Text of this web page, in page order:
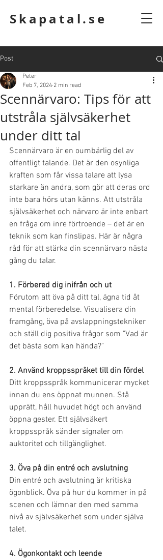
Skapatal.se
Post
Scennärvaro: Tips för att
utstråla självsäkerhet
under ditt tal
Peter
Feb 7, 2024 2 min read
Scennärvaro är en oumbärlig del av
offentligt talande. Det är den osynliga
kraften som får vissa talare att lysa
starkare än andra, som gör att deras ord
inte bara hörs utan känns. Att utstråla
självsäkerhet och närvaro är inte enbart
en fråga om inre förtroende – det är en
teknik som kan finslipas. Här är några
råd för att stärka din scennärvaro nästa
gång du talar.
1. Förbered dig inifrån och ut
Förutom att öva på ditt tal, ägna tid åt
mental förberedelse. Visualisera din
framgång, öva på avslappningstekniker
och ställ dig positiva frågor som "Vad är
det bästa som kan hända?"
2. Använd kroppsspråket till din fördel
Ditt kroppsspråk kommunicerar mycket
innan du ens öppnat munnen. Stå
upprätt, håll huvudet högt och använd
öppna gester. Ett självsäkert
kroppsspråk sänder signaler om
auktoritet och tillgänglighet.
3. Öva på din entré och avslutning
Din entré och avslutning är kritiska
ögonblick. Öva på hur du kommer in på
scenen och lämnar den med samma
nivå av självsäkerhet som under själva
talet.
4. Ögonkontakt och leende